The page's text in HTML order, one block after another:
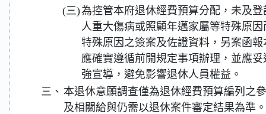
(三)為控管本府退休經費預算分配，未及
人重大傷病或照顧年邁家屬等特殊原
特殊原因之簽案及佐證資料，另案函
應確實遵循前開規定事項辦理，並應
強宣導，避免影響退休人員權益。
三、 本退休意願調查僅為退休經費預算編列之
及相關給與仍需以退休案件審定結果為準。